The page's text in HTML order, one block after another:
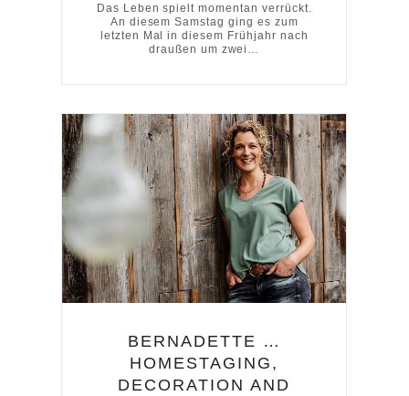
Das Leben spielt momentan verrückt.
An diesem Samstag ging es zum
letzten Mal in diesem Frühjahr nach
draußen um zwei…
BERNADETTE …
HOMESTAGING,
DECORATION AND